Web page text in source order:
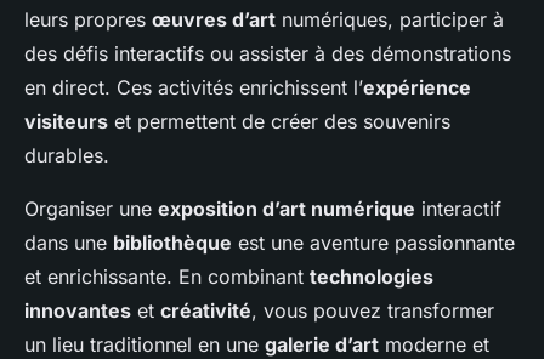
leurs propres œuvres d’art numériques, participer à
des défis interactifs ou assister à des démonstrations
en direct. Ces activités enrichissent l’expérience
visiteurs et permettent de créer des souvenirs
durables.
Organiser une exposition d’art numérique interactif
dans une bibliothèque est une aventure passionnante
et enrichissante. En combinant technologies
innovantes et créativité, vous pouvez transformer
un lieu traditionnel en une galerie d’art moderne et